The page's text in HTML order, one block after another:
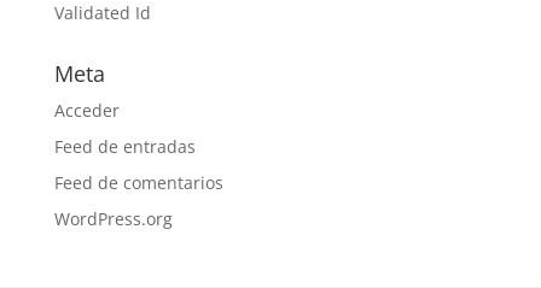
Validated Id
Meta
Acceder
Feed de entradas
Feed de comentarios
WordPress.org